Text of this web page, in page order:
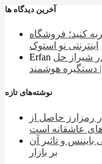
آخرین دیدگاه ها
کنید؛ فروشگاه
اینترنتی نو استوک
Erfan شیراز حل
دستگیره هوشمند
نوشته‌های تازه
۲۵ میلیون دلار رمزارز حاصل از
عاشقانه است
بایننس و تاثیر آن
بر بازار